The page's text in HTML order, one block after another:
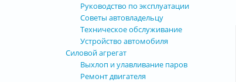
Руководство по эксплуатации
Советы автовладельцу
Техническое обслуживание
Устройство автомобиля
Силовой агрегат
Выхлоп и улавливание паров
Ремонт двигателя